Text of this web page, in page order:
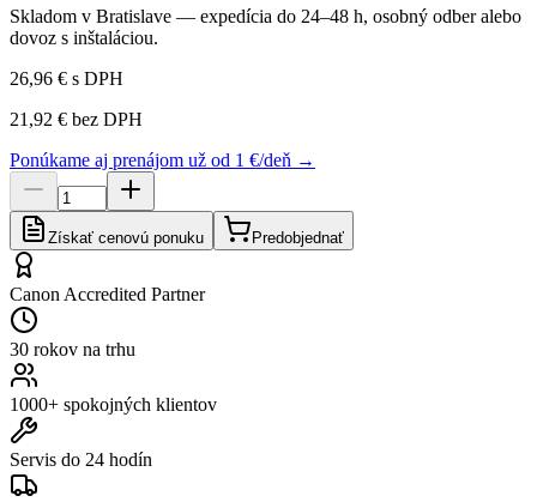
Skladom v Bratislave — expedícia do 24–48 h, osobný odber alebo
dovoz s inštaláciou.
26,96 € s DPH
21,92 € bez DPH
Ponúkame aj prenájom už od 1 €/deň →
Získať cenovú ponuku Predobjednať
Canon Accredited Partner
30 rokov na trhu
1000+ spokojných klientov
Servis do 24 hodín